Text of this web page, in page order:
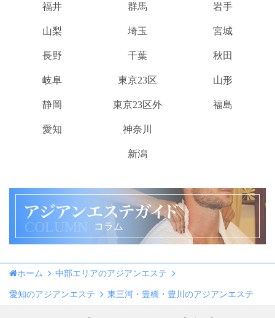
福井
山梨
長野
岐阜
静岡
愛知
群馬
埼玉
千葉
東京23区
東京23区外
神奈川
新潟
岩手
宮城
秋田
山形
福島
COLUMN コラム
ホーム 中部エリアのアジアンエステ
愛知のアジアンエステ 東三河・豊橋・豊川のアジアンエステ